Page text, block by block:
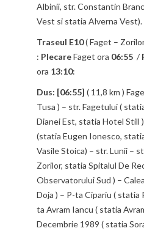
Albinii, str. Constantin
Vest si statia Alverna Vest).
Traseul E10( Faget –
: PlecareFaget ora 06:55/
ora 13:10:
Dus: [06:55] ( 11,8 km )
Tusa ) – str. Fagetului (
Dianei Est, statia Hotel Still
(statia Eugen Ionesco,
Vasile Stoica) – str. Lunii –
Zorilor, statia Spitalul De
Observatorului Sud ) –
Doja ) – P-ta Cipariu ( statia
ta Avram Iancu ( statia
Decembrie 1989 ( statia